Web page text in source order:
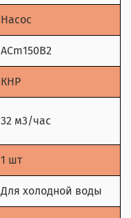
Насос
ACm150B2
КНР
32 м3/час
1 шт
Для холодной воды